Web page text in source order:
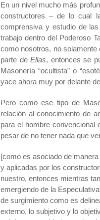
En un nivel mucho más
constructores – de lo cual
comprensiva y estudio de
trabajo dentro del Poderoso
como nosotros, no
parte deEllas, entonces se
Masonería “ocultista” o
yace ahora muy por delante
Pero como ese tipo de
relación al conocimiento de
para el hombre convencional
pesar de no tener nada que
[como es asociado de
y aplicadas por los
nuestro, entonces mientras
emergiendo de la
de surgimiento como es
externo, lo subjetivo y lo